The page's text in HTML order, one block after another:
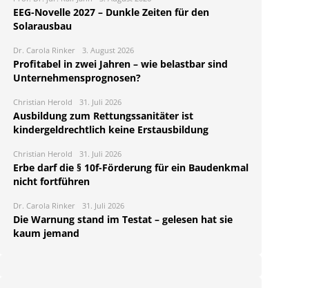
EEG-Novelle 2027 – Dunkle Zeiten für den
Solarausbau
Dr. Carola Rinker 3. August 2026
Profitabel in zwei Jahren – wie belastbar sind
Unternehmensprognosen?
Christian Herold 31. Juli 2026
Ausbildung zum Rettungssanitäter ist
kindergeldrechtlich keine Erstausbildung
Christian Herold 31. Juli 2026
Erbe darf die § 10f-Förderung für ein Baudenkmal
nicht fortführen
Dr. Carola Rinker 31. Juli 2026
Die Warnung stand im Testat – gelesen hat sie
kaum jemand